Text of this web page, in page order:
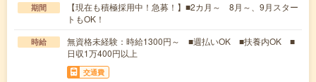
期間
【現在も積極採用中！急募！】■2カ月～ 8月～、9月スター
トもOK！
時給
無資格未経験：時給1300円～ ■週払いOK ■扶養内OK ■
日収1万400円以上
交通費